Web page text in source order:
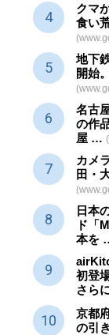
クマ
食い
地下
開始
名古
の作
屋 …
カメ
田・
日本
ド「
本を
初登
さら
京都
の引